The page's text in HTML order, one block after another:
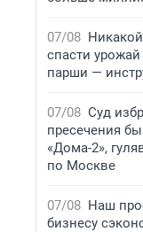
07/08
спасти
парши —
07/08 Суд
пресечения
«Дома-2»,
по Москве
07/08 Наш
бизнесу